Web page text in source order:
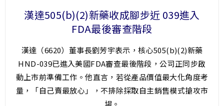
漢達505(b)(2)新藥收成腳步近 039進入
FDA最後審查階段
漢達（6620）董事長劉芳宇表示，核心505(b)(2)新藥
HND-039已進入美國FDA審查最後階段，公司正同步啟
動上市前準備工作。他直言，若從產品價值最大化角度考
量，「自己賣最放心」，不排除採取自主銷售模式搶攻市
場。